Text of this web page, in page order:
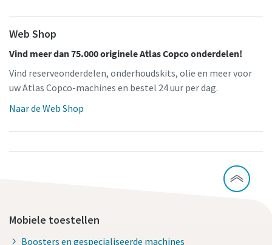
Web Shop
Vind meer dan 75.000 originele Atlas Copco onderdelen!
Vind reserveonderdelen, onderhoudskits, olie en meer voor
uw Atlas Copco-machines en bestel 24 uur per dag.
Naar de Web Shop
Mobiele toestellen
Boosters en gespecialiseerde machines